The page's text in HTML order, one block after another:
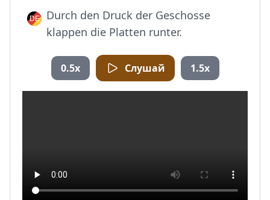
Durch den Druck der Geschosse
klappen die Platten runter.
0.5x Слушай 1.5x